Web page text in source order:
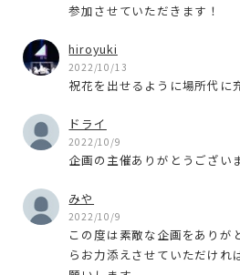
参加させていただきます！
hiroyuki
2022/10/13
祝花を出せるように場所代に
ドライ
2022/10/9
企画の主催ありがとうござい
みや
2022/10/9
この度は素敵な企画をありが
らお力添えさせていただけれ